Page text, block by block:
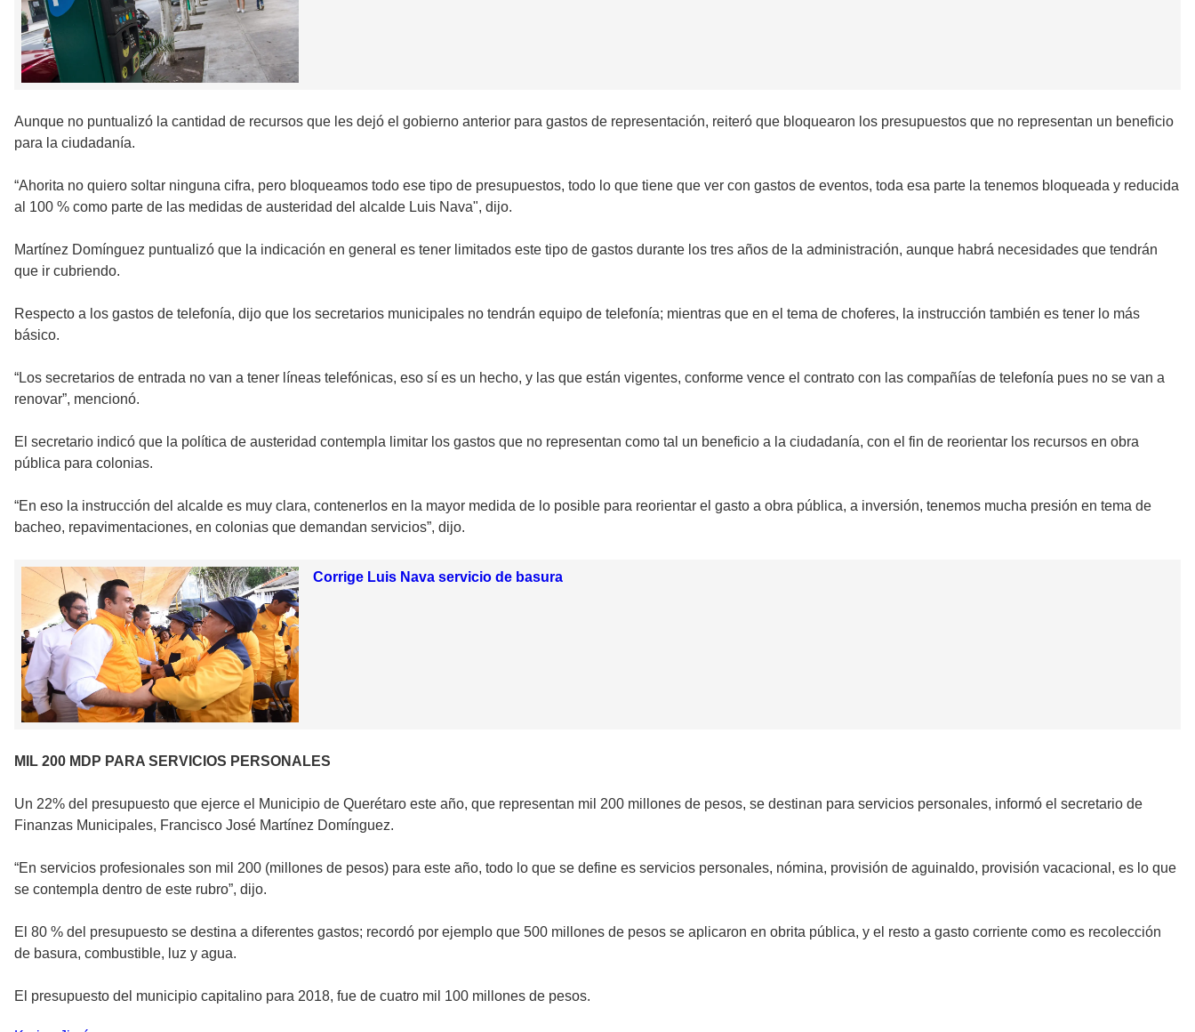
Aunque no puntualizó la cantidad de recursos que les dejó el gobierno anterior para gastos de representación, reiteró que bloquearon los presupuestos que no representan un beneficio
para la ciudadanía.
“Ahorita no quiero soltar ninguna cifra, pero bloqueamos todo ese tipo de presupuestos, todo lo que tiene que ver con gastos de eventos, toda esa parte la tenemos bloqueada y reducida
al 100 % como parte de las medidas de austeridad del alcalde Luis Nava", dijo.
Martínez Domínguez puntualizó que la indicación en general es tener limitados este tipo de gastos durante los tres años de la administración, aunque habrá necesidades que tendrán
que ir cubriendo.
Respecto a los gastos de telefonía, dijo que los secretarios municipales no tendrán equipo de telefonía; mientras que en el tema de choferes, la instrucción también es tener lo más
básico.
“Los secretarios de entrada no van a tener líneas telefónicas, eso sí es un hecho, y las que están vigentes, conforme vence el contrato con las compañías de telefonía pues no se van a
renovar”, mencionó.
El secretario indicó que la política de austeridad contempla limitar los gastos que no representan como tal un beneficio a la ciudadanía, con el fin de reorientar los recursos en obra
pública para colonias.
“En eso la instrucción del alcalde es muy clara, contenerlos en la mayor medida de lo posible para reorientar el gasto a obra pública, a inversión, tenemos mucha presión en tema de
bacheo, repavimentaciones, en colonias que demandan servicios”, dijo.
Corrige Luis Nava servicio de basura
MIL 200 MDP PARA SERVICIOS PERSONALES
Un 22% del presupuesto que ejerce el Municipio de Querétaro este año, que representan mil 200 millones de pesos, se destinan para servicios personales, informó el secretario de
Finanzas Municipales, Francisco José Martínez Domínguez.
“En servicios profesionales son mil 200 (millones de pesos) para este año, todo lo que se define es servicios personales, nómina, provisión de aguinaldo, provisión vacacional, es lo que
se contempla dentro de este rubro”, dijo.
El 80 % del presupuesto se destina a diferentes gastos; recordó por ejemplo que 500 millones de pesos se aplicaron en obrita pública, y el resto a gasto corriente como es recolección
de basura, combustible, luz y agua.
El presupuesto del municipio capitalino para 2018, fue de cuatro mil 100 millones de pesos.